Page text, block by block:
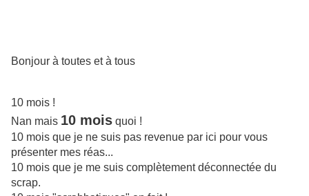
Bonjour à toutes et à tous
10 mois !
Nan mais 10 mois quoi !
10 mois que je ne suis pas revenue par ici pour vous
présenter mes réas...
10 mois que je me suis complètement déconnectée du
scrap.